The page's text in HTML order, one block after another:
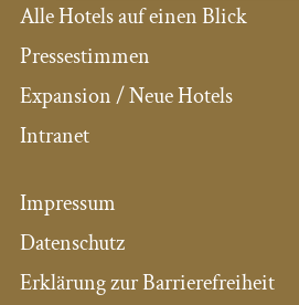
Alle Hotels auf einen Blick
Pressestimmen
Expansion / Neue Hotels
Intranet
Impressum
Datenschutz
Erklärung zur Barrierefreiheit